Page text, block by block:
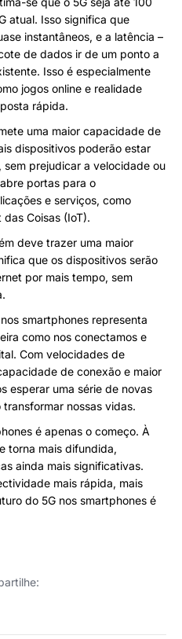
atual. Isso significa que
instantâneos, e a latência –
de dados ir de um ponto a
Isso é especialmente
jogos online e realidade
rápida.
uma maior capacidade de
dispositivos poderão estar
prejudicar a velocidade ou
portas para o
e serviços, como
Coisas (IoT).
deve trazer uma maior
que os dispositivos serão
por mais tempo, sem
smartphones representa
como nos conectamos e
Com velocidades de
de conexão e maior
esperar uma série de novas
nossas vidas.
é apenas o começo. À
torna mais difundida,
ainda mais significativas.
mais rápida, mais
do 5G nos smartphones é